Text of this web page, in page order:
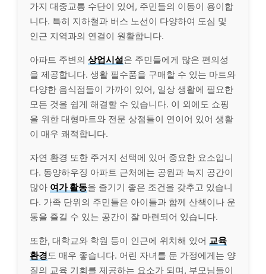
가지 대중교통 수단이 있어, 주민들의 이동이 용이합
니다. 특히 지하철과 버스 노선이 다양하여 도심 및
인근 지역과의 연결이 원활합니다.
아파트 주변의 상업시설은 주민들에게 많은 편의성
을 제공합니다. 생활 필수품을 구매할 수 있는 마트와
다양한 음식점들이 가까이 있어, 일상 생활에 필요한
모든 것을 쉽게 해결할 수 있습니다. 이 외에도 쇼핑
을 위한 대형마트와 전문 상점들이 연이어 있어 생활
이 매우 쾌적합니다.
자연 환경 또한 주거지 선택에 있어 중요한 요소입니
다. 동양하우징 아파트 근처에는 공원과 녹지 공간이
많아 여가 활동을 즐기기 좋은 조건을 갖추고 있습니
다. 가족 단위의 주민들은 아이들과 함께 산책이나 운
동을 즐길 수 있는 공간이 잘 마련되어 있습니다.
또한, 대학교와 학원 등이 인근에 위치해 있어 교육
환경도 매우 좋습니다. 어린 자녀를 둔 가정에게는 양
질의 교육 기회를 제공하는 요소가 되며, 부모님들이